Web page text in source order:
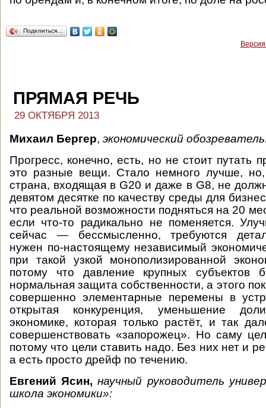
Поделиться…
ПРЯМАЯ РЕЧЬ
29 ОКТЯБРЯ 2013
Михаил Бергер, экономический
Прогресс, конечно, есть, но не стоит путать
это разные вещи. Стало немного лучше,
страна, входящая в G20 и даже в G8, не
девятом десятке по качеству среды для
что реальной возможности подняться на 20
если что-то радикально не поменяется.
сейчас — бессмысленно, требуются
нужен по-настоящему независимый
при такой узкой монополизированной
потому что давление крупных субъектов
нормальная защита собственности, а этого
совершенно элементарные перемены в
открытая конкуренция, уменьшение
экономике, которая только растёт, и так
совершенствовать «запорожец». Но саму
потому что цели ставить надо. Без них нет и
а есть просто дрейф по течению.
Евгений Ясин,научный руководитель
школа экономики»: